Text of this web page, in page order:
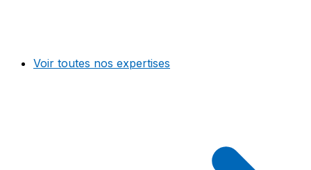
Voir toutes nos expertises